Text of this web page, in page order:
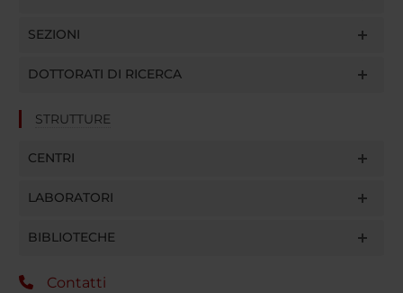
SEZIONI
DOTTORATI DI RICERCA
STRUTTURE
CENTRI
LABORATORI
BIBLIOTECHE
Contatti